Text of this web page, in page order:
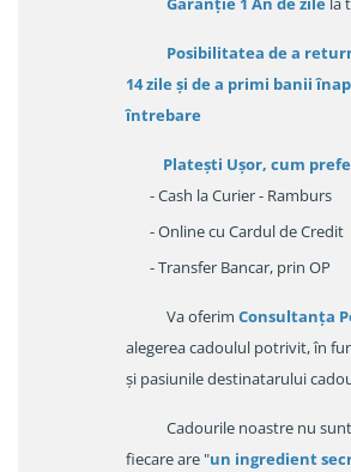
Posibilitatea de a
14 zileși de a primi banii
întrebare
Platești Ușor, cum
- Cash la Curier - Ramburs
- Online cu Cardul de Credit
- Transfer Bancar, prin OP
Va oferim Consultanța
alegerea cadoulul potrivit, în
și pasiunile destinatarului
Cadourile noastre nu
fiecare are "un ingredient